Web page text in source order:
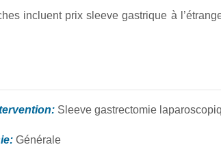
incluent prix sleeve gastrique à
Sleeve gastrectomie
Générale